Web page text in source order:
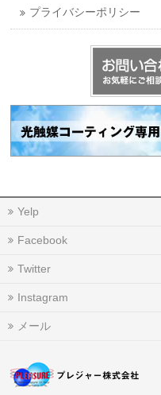
プライバシーポリシー
Yelp
Facebook
Twitter
Instagram
メール